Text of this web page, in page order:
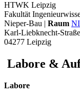
HTWK Leipzig
Fakultät
Nieper-Bau | Raum
Karl-Liebknecht-
04277 Leipzig
Labore &
Labore